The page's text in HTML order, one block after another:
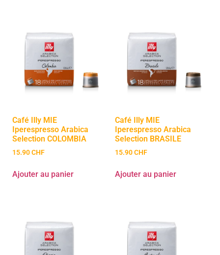
Café Illy MIE
Iperespresso Arabica
Selection COLOMBIA
15.90CHF
Ajouter au panier
Café Illy MIE
Iperespresso Arabica
Selection BRASILE
15.90CHF
Ajouter au panier